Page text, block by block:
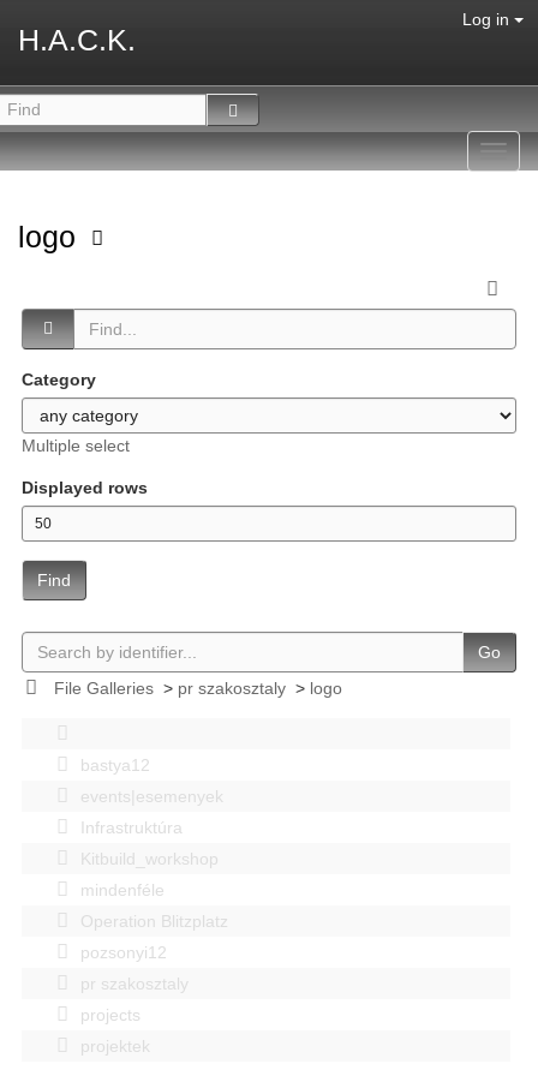
H.A.C.K.
Log in
logo
Category
Multiple select
Displayed rows
Find
Go
File Galleries> pr szakosztaly> logo
bastya12
events|esemenyek
Infrastruktúra
Kitbuild_workshop
mindenféle
Operation Blitzplatz
pozsonyi12
pr szakosztaly
projects
projektek